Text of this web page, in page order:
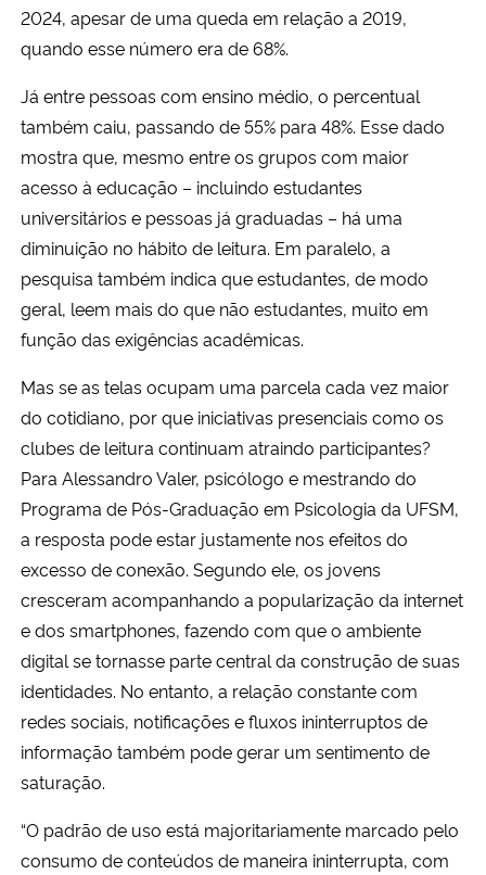
2024, apesar de uma queda em relação a 2019,
quando esse número era de 68%.
Já entre pessoas com ensino médio, o percentual
também caiu, passando de 55% para 48%. Esse dado
mostra que, mesmo entre os grupos com maior
acesso à educação – incluindo estudantes
universitários e pessoas já graduadas – há uma
diminuição no hábito de leitura. Em paralelo, a
pesquisa também indica que estudantes, de modo
geral, leem mais do que não estudantes, muito em
função das exigências acadêmicas.
Mas se as telas ocupam uma parcela cada vez maior
do cotidiano, por que iniciativas presenciais como os
clubes de leitura continuam atraindo participantes?
Para Alessandro Valer, psicólogo e mestrando do
Programa de Pós-Graduação em Psicologia da UFSM,
a resposta pode estar justamente nos efeitos do
excesso de conexão. Segundo ele, os jovens
cresceram acompanhando a popularização da internet
e dos smartphones, fazendo com que o ambiente
digital se tornasse parte central da construção de suas
identidades. No entanto, a relação constante com
redes sociais, notificações e fluxos ininterruptos de
informação também pode gerar um sentimento de
saturação.
“O padrão de uso está majoritariamente marcado pelo
consumo de conteúdos de maneira ininterrupta, com